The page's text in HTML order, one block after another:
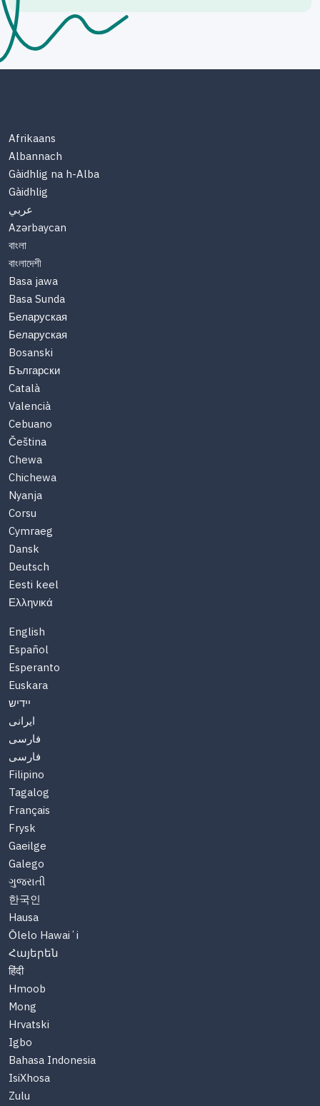
Afrikaans
Albannach
Gàidhlig na h-Alba
Gàidhlig
عربي
Azərbaycan
বাংলা
বাংলাদেশী
Basa jawa
Basa Sunda
Беларуская
Беларуская
Bosanski
Български
Català
Valencià
Cebuano
Čeština
Chewa
Chichewa
Nyanja
Corsu
Cymraeg
Dansk
Deutsch
Eesti keel
Ελληνικά
English
Español
Esperanto
Euskara
יידיש
ایرانی
فارسی
فارسی
Filipino
Tagalog
Français
Frysk
Gaeilge
Galego
ગુજરાતી
한국인
Hausa
Ōlelo Hawaiʻi
Հայերեն
हिंदी
Hmoob
Mong
Hrvatski
Igbo
Bahasa Indonesia
IsiXhosa
Zulu